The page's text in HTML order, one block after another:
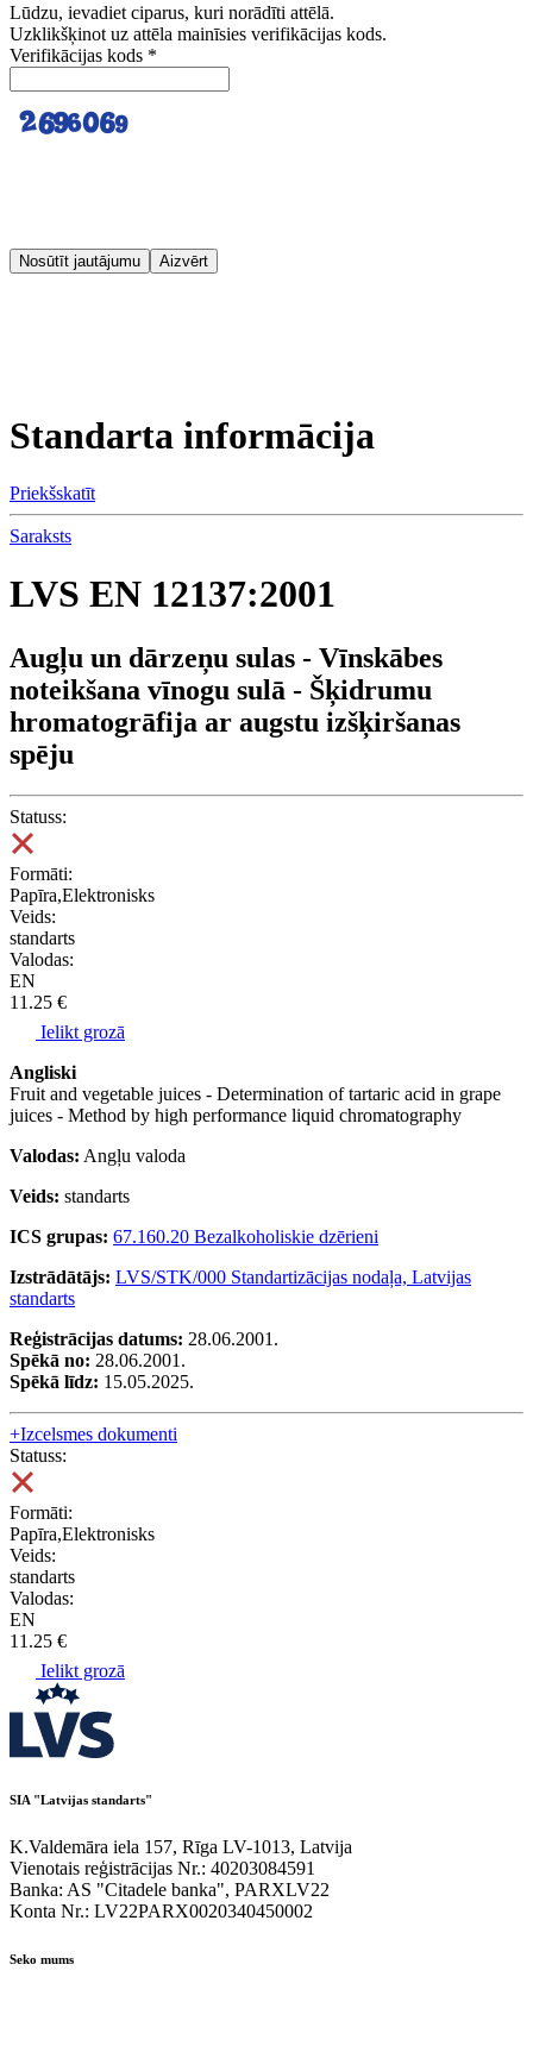
Lūdzu, ievadiet ciparus, kuri norādīti attēlā.
Uzklikšķinot uz attēla mainīsies verifikācijas kods.
Verifikācijas kods *
Nosūtīt jautājumu Aizvērt
Standarta informācija
Priekšskatīt
Saraksts
LVS EN 12137:2001
Augļu un dārzeņu sulas - Vīnskābes
noteikšana vīnogu sulā - Šķidrumu
hromatogrāfija ar augstu izšķiršanas
spēju
Statuss:
Formāti:
Papīra,Elektronisks
Veids:
standarts
Valodas:
EN
11.25 €
Ielikt grozā
Angliski
Fruit and vegetable juices - Determination of tartaric acid in grape
juices - Method by high performance liquid chromatography
Valodas: Angļu valoda
Veids: standarts
ICS grupas: 67.160.20 Bezalkoholiskie dzērieni
Izstrādātājs: LVS/STK/000 Standartizācijas nodaļa, Latvijas
standarts
Reģistrācijas datums: 28.06.2001.
Spēkā no: 28.06.2001.
Spēkā līdz: 15.05.2025.
+Izcelsmes dokumenti
Statuss:
Formāti:
Papīra,Elektronisks
Veids:
standarts
Valodas:
EN
11.25 €
Ielikt grozā
SIA "Latvijas standarts"
K.Valdemāra iela 157, Rīga LV-1013, Latvija
Vienotais reģistrācijas Nr.: 40203084591
Banka: AS "Citadele banka", PARXLV22
Konta Nr.: LV22PARX0020340450002
Seko mums